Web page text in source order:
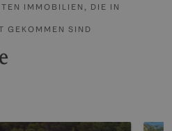
IMMOBILIEN, DIE IN
GEKOMMEN SIND